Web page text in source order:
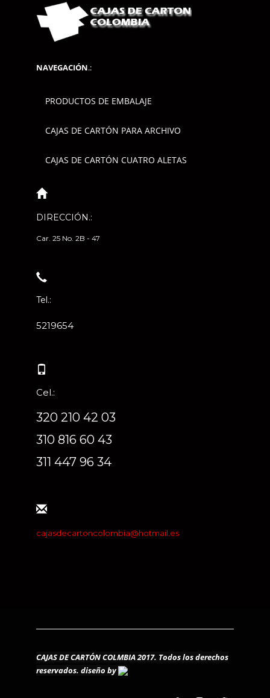
NAVEGACIÓN.:
PRODUCTOS DE EMBALAJE
CAJAS DE CARTÓN PARA ARCHIVO
CAJAS DE CARTÓN CUATRO ALETAS
DIRECCIÓN.:
Car. 25 No. 2B - 47
Tel.:
5219654
Cel.:
320 210 42 03
310 816 60 43
311 447 96 34
cajasdecartoncolombia@hotmail.es
CAJAS DE CARTÓN COLMBIA 2017. Todos los derechos
reservados. diseño by